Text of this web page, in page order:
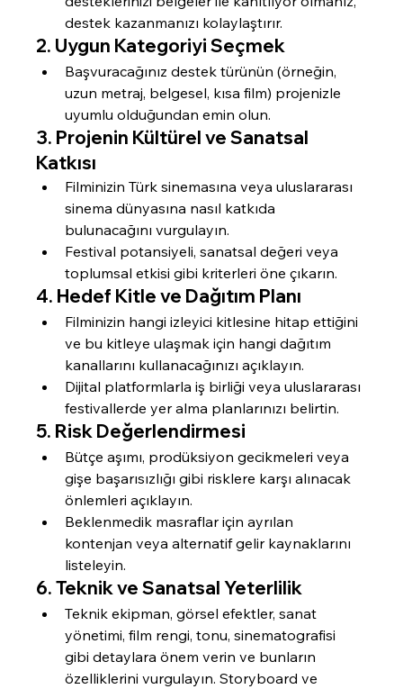
destek kazanmanızı kolaylaştırır.
2. Uygun Kategoriyi Seçmek
Başvuracağınız destek türünün (örneğin,
uzun metraj, belgesel, kısa film) projenizle
uyumlu olduğundan emin olun.
3. Projenin Kültürel ve Sanatsal
Katkısı
Filminizin Türk sinemasına veya uluslararası
sinema dünyasına nasıl katkıda
bulunacağını vurgulayın.
Festival potansiyeli, sanatsal değeri veya
toplumsal etkisi gibi kriterleri öne çıkarın.
4. Hedef Kitle ve Dağıtım Planı
Filminizin hangi izleyici kitlesine hitap ettiğini
ve bu kitleye ulaşmak için hangi dağıtım
kanallarını kullanacağınızı açıklayın.
Dijital platformlarla iş birliği veya uluslararası
festivallerde yer alma planlarınızı belirtin.
5. Risk Değerlendirmesi
Bütçe aşımı, prodüksiyon gecikmeleri veya
gişe başarısızlığı gibi risklere karşı alınacak
önlemleri açıklayın.
Beklenmedik masraflar için ayrılan
kontenjan veya alternatif gelir kaynaklarını
listeleyin.
6. Teknik ve Sanatsal Yeterlilik
Teknik ekipman, görsel efektler, sanat
yönetimi, film rengi, tonu, sinematografisi
gibi detaylara önem verin ve bunların
özelliklerini vurgulayın. Storyboard ve